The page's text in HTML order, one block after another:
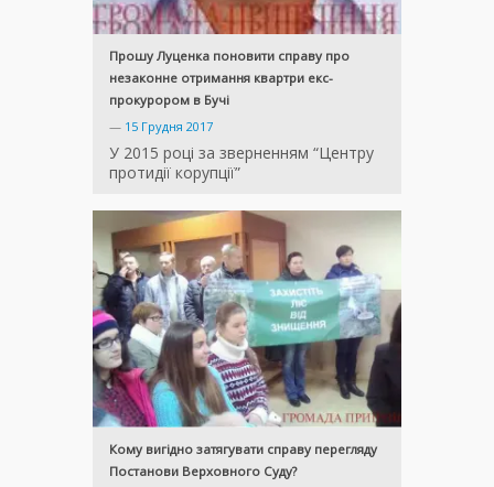
Прошу Луценка поновити справу про
незаконне отримання квартри екс-
прокурором в Бучі
— 15 Грудня 2017
У 2015 році за зверненням “Центру
протидії корупції”
Кому вигідно затягувати справу перегляду
Постанови Верховного Суду?